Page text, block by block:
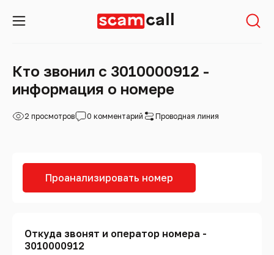
Кто звонил с 3010000912 -
информация о номере
2 просмотров 0 комментарий Проводная линия
Проанализировать номер
Откуда звонят и оператор номера -
3010000912